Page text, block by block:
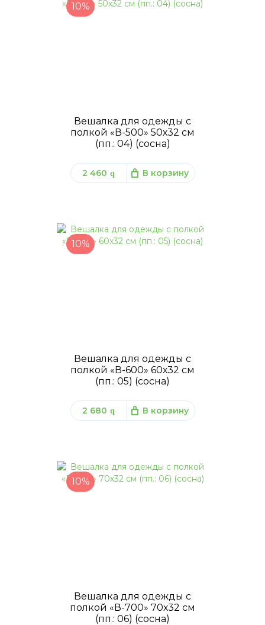
10%
Вешалка для одежды с
полкой «В-500» 50х32 см
(пп.: 04) (сосна)
2 460 q В корзину
10%
Вешалка для одежды с
полкой «В-600» 60х32 см
(пп.: 05) (сосна)
2 680 q В корзину
10%
Вешалка для одежды с
полкой «В-700» 70х32 см
(пп.: 06) (сосна)